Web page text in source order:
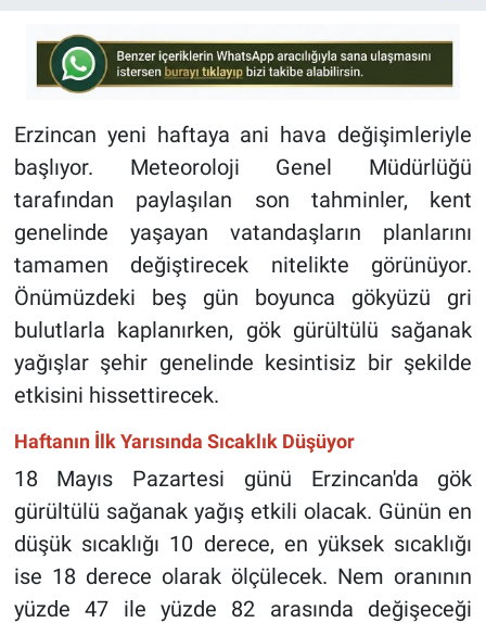
Erzincan yeni haftaya ani hava değişimleriyle
başlıyor. Meteoroloji Genel Müdürlüğü
tarafından paylaşılan son tahminler, kent
genelinde yaşayan vatandaşların planlarını
tamamen değiştirecek nitelikte görünüyor.
Önümüzdeki beş gün boyunca gökyüzü gri
bulutlarla kaplanırken, gök gürültülü sağanak
yağışlar şehir genelinde kesintisiz bir şekilde
etkisini hissettirecek.
Haftanın İlk Yarısında Sıcaklık Düşüyor
18 Mayıs Pazartesi günü Erzincan'da gök
gürültülü sağanak yağış etkili olacak. Günün en
düşük sıcaklığı 10 derece, en yüksek sıcaklığı
ise 18 derece olarak ölçülecek. Nem oranının
yüzde 47 ile yüzde 82 arasında değişeceği